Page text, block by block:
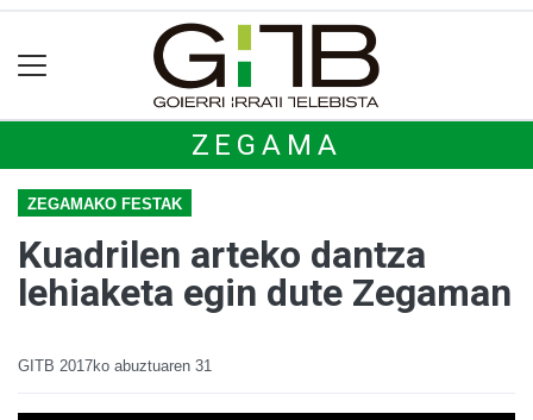
ZEGAMA
ZEGAMAKO FESTAK
Kuadrilen arteko dantza
lehiaketa egin dute Zegaman
GITB 2017ko abuztuaren 31